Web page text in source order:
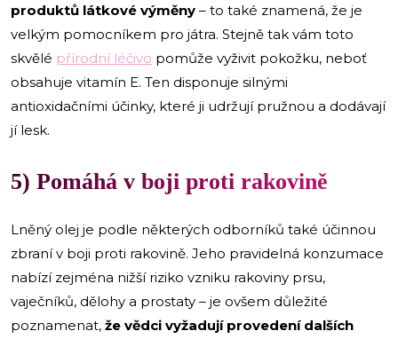
produktů látkové výměny – to také znamená, že je
velkým pomocníkem pro játra. Stejně tak vám toto
skvělé přírodní léčivo pomůže vyživit pokožku, neboť
obsahuje vitamín E. Ten disponuje silnými
antioxidačními účinky, které ji udržují pružnou a dodávají
jí lesk.
5) Pomáhá v boji proti rakovině
Lněný olej je podle některých odborníků také účinnou
zbraní v boji proti rakovině. Jeho pravidelná konzumace
nabízí zejména nižší riziko vzniku rakoviny prsu,
vaječníků, dělohy a prostaty – je ovšem důležité
poznamenat, že vědci vyžadují provedení dalších